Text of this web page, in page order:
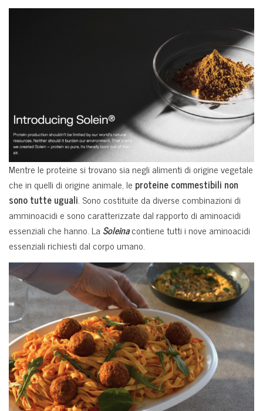
Mentre le proteine si trovano sia negli alimenti di origine vegetale
che in quelli di origine animale, le proteine commestibili non
sono tutte uguali. Sono costituite da diverse combinazioni di
amminoacidi e sono caratterizzate dal rapporto di aminoacidi
essenziali che hanno. La Soleinacontiene tutti i nove aminoacidi
essenziali richiesti dal corpo umano.